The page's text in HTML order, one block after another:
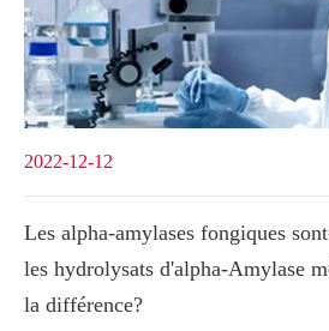
2022-12-12
Les alpha-amylases fongiques
les hydrolysats d'alpha-Amylase
la différence?